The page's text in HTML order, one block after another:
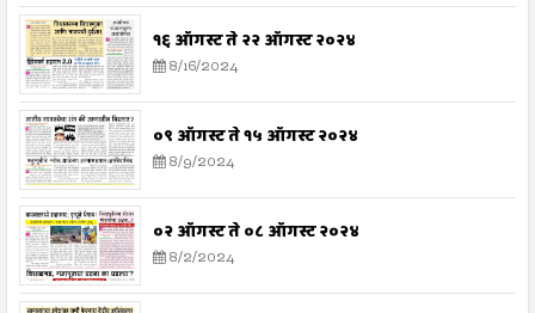
१६ ऑगस्ट ते २२ ऑगस्ट २०२४
8/16/2024
०९ ऑगस्ट ते १५ ऑगस्ट २०२४
8/9/2024
०२ ऑगस्ट ते ०८ ऑगस्ट २०२४
8/2/2024